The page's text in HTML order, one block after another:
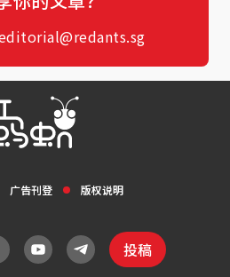
广告刊登 版权说明
投稿